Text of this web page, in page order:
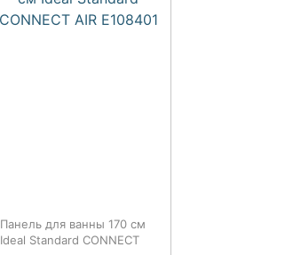
Панель для ванны 170 см
Ideal Standard CONNECT